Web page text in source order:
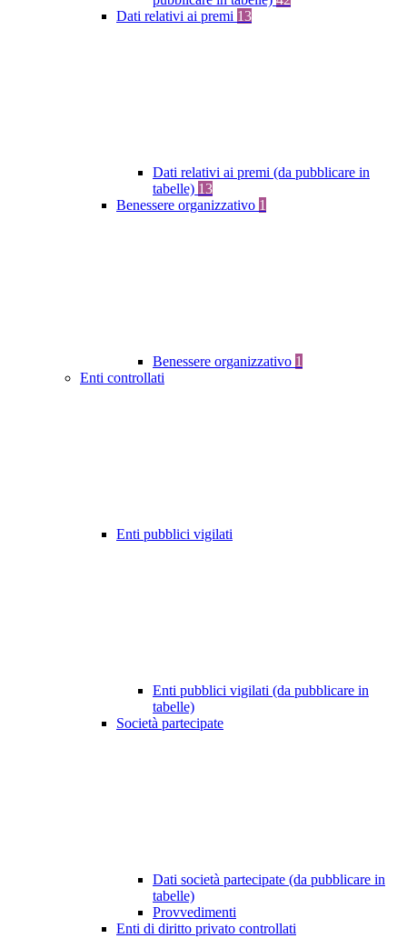
Dati relativi ai premi 13
Dati relativi ai premi (da pubblicare in
tabelle) 13
Benessere organizzativo 1
Benessere organizzativo 1
Enti controllati
Enti pubblici vigilati
Enti pubblici vigilati (da pubblicare in
tabelle)
Società partecipate
Dati società partecipate (da pubblicare in
tabelle)
Provvedimenti
Enti di diritto privato controllati